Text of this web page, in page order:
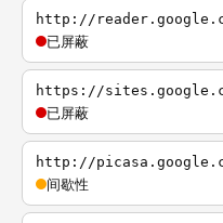
http://
已屏蔽
https://
已屏蔽
http://
间歇性